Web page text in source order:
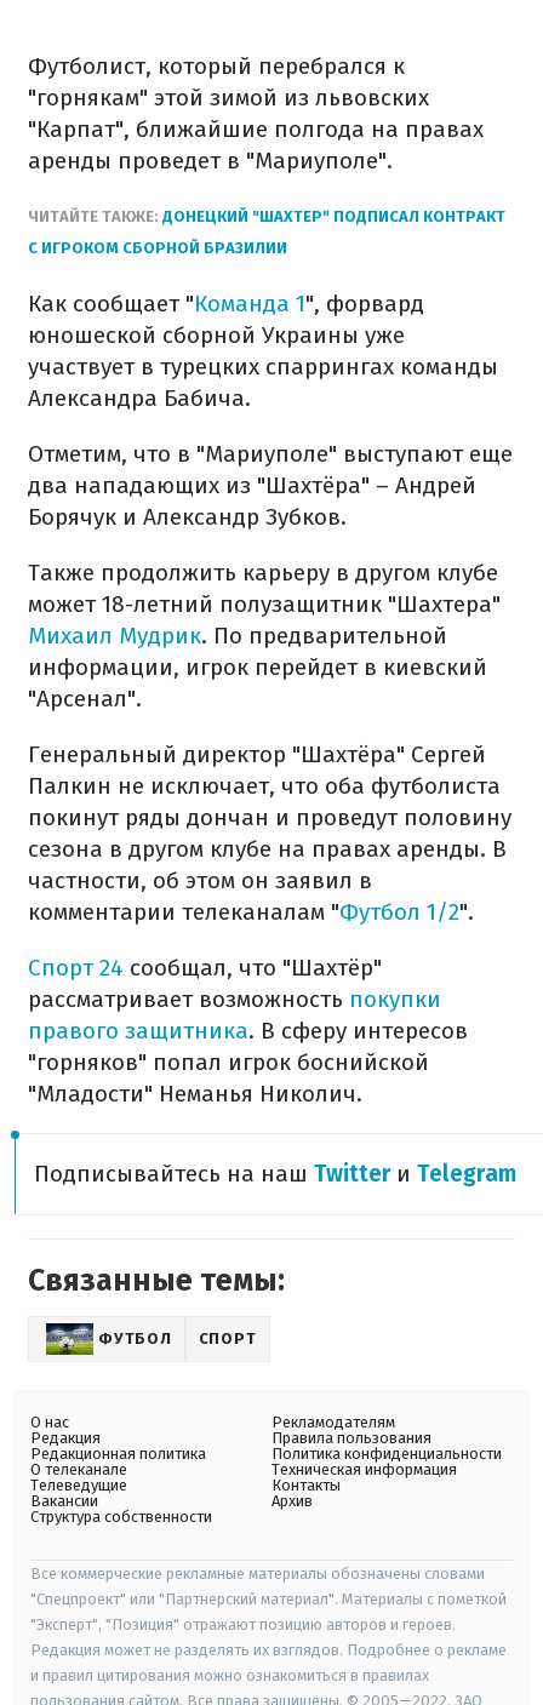
Футболист, который перебрался к
"горнякам" этой зимой из львовских
"Карпат", ближайшие полгода на правах
аренды проведет в "Мариуполе".
ЧИТАЙТЕ ТАКЖЕ: ДОНЕЦКИЙ "ШАХТЕР" ПОДПИСАЛ КОНТРАКТ
С ИГРОКОМ СБОРНОЙ БРАЗИЛИИ
Как сообщает "Команда 1", форвард
юношеской сборной Украины уже
участвует в турецких спаррингах команды
Александра Бабича.
Отметим, что в "Мариуполе" выступают еще
два нападающих из "Шахтёра" – Андрей
Борячук и Александр Зубков.
Также продолжить карьеру в другом клубе
может 18-летний полузащитник "Шахтера"
Михаил Мудрик. По предварительной
информации, игрок перейдет в киевский
"Арсенал".
Генеральный директор "Шахтёра" Сергей
Палкин не исключает, что оба футболиста
покинут ряды дончан и проведут половину
сезона в другом клубе на правах аренды. В
частности, об этом он заявил в
комментарии телеканалам "Футбол 1/2".
Спорт 24 сообщал, что "Шахтёр"
рассматривает возможность покупки
правого защитника. В сферу интересов
"горняков" попал игрок боснийской
"Младости" Неманья Николич.
Подписывайтесь на наш Twitterи Telegram
Связанные темы:
ФУТБОЛ СПОРТ
О нас
Редакция
Редакционная политика
О телеканале
Телеведущие
Вакансии
Структура собственности
Рекламодателям
Правила пользования
Политика конфиденциальности
Техническая информация
Контакты
Архив
Все коммерческие рекламные материалы обозначены словами
"Спецпроект" или "Партнерский материал". Материалы с пометкой
"Эксперт", "Позиция" отражают позицию авторов и героев.
Редакция может не разделять их взглядов. Подробнее о рекламе
и правил цитирования можно ознакомиться в правилах
пользования сайтом. Все права защищены. © 2005—2022, ЗАО